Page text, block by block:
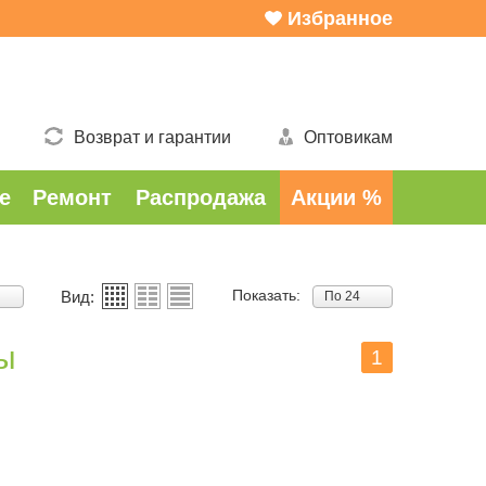
Избранное
Возврат и гарантии Оптовикам
Ремонт Распродажа Акции %
Вид: Показать: По 24
1